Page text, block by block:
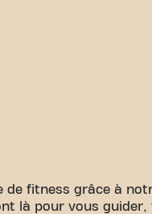
de fitness grâce à
là pour vous